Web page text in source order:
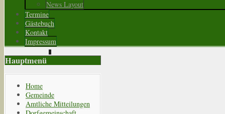
News Layout
Termine
Gästebuch
Kontakt
Impressum
Hauptmenü
Home
Gemeinde
Amtliche Mitteilungen